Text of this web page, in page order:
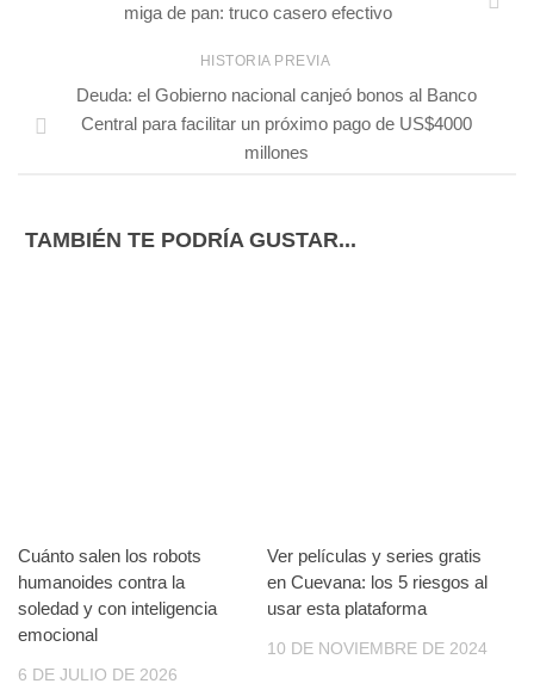
miga de pan: truco casero efectivo
HISTORIA PREVIA
Deuda: el Gobierno nacional canjeó bonos al Banco
Central para facilitar un próximo pago de US$4000
millones
TAMBIÉN TE PODRÍA GUSTAR...
Cuánto salen los robots
humanoides contra la
soledad y con inteligencia
emocional
6 DE JULIO DE 2026
Ver películas y series gratis
en Cuevana: los 5 riesgos al
usar esta plataforma
10 DE NOVIEMBRE DE 2024